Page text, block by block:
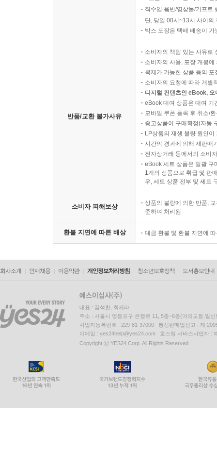
직수입 음반/영상물/기프트
단, 당일 00시~13시 사이의
박스 포장은 택배 배송이
반품/교환 불가사유
소비자의 책임 있는 사유로
소비자의 사용, 포장 개봉
복제가 가능한 상품 등의
소비자의 요청에 따라 개별
디지털 컨텐츠인 eBook,
eBook 대여 상품은 대여 기
모바일 쿠폰 등록 후 취소/
중고상품이 구매확정(자동
LP상품의 재생 불량 원인
시간의 경과에 의해 재판매
전자상거래 등에서의 소비
eBook 세트 상품은 일괄 구
1개의 상품으로 취급 및 판
우, 세트 상품 전부 및 세트
소비자 피해보상
상품의 불량에 의한 반품,
준하여 처리됨
환불 지연에 따른 배상 대금 환불 및 환불 지연에
회사소개 인재채용 이용약관 개인정보처리방침 청소년보호정책 도서홍보안내
대표 : 김석환, 최세라
주소 : 서울시 영등포구 은행로 11, 5층~6층(여의도동,일신
사업자등록번호 : 229-81-37000 통신판매업신고 : 제
이메일 : yes24help@yes24.com 호스팅 서비스사업자 :
Copyright ⓒ YES24 Corp. All Rights Reserved.